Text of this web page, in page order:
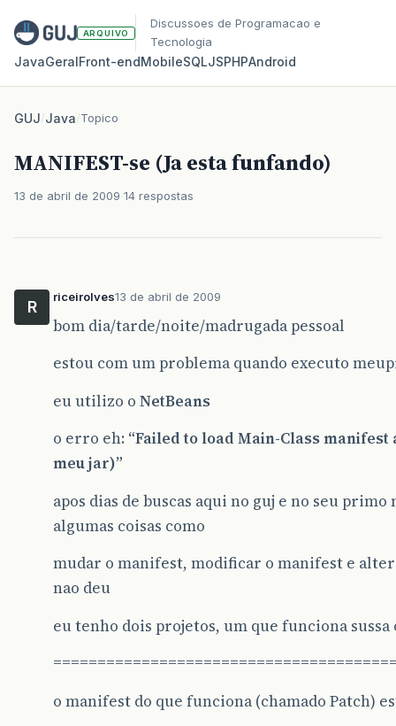
ARQUIVO
Discussoes de Programacao e
Tecnologia
JavaGeralFront‑endMobileSQLJSPHPAndroid
GUJ/Java/Topico
MANIFEST-se (Ja esta funfando)
13 de abril de 2009 14 respostas
R
riceirolves13 de abril de 2009
bom dia/tarde/noite/madrugada pessoal
estou com um problema quando executo
eu utilizo o NetBeans
o erro eh: “Failed to load Main-Class
meu jar)”
apos dias de buscas aqui no guj e no seu
algumas coisas como
mudar o manifest, modificar o manifest e
nao deu
eu tenho dois projetos, um que funciona sussa
o manifest do que funciona (chamado Patch)